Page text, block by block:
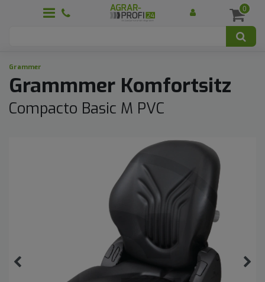
0
Grammer
Grammmer Komfortsitz
Compacto Basic M PVC